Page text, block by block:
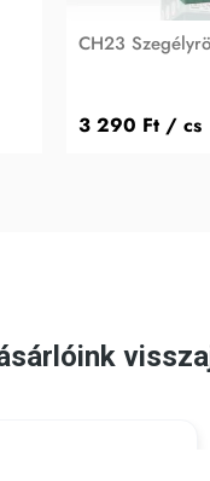
CH23
3 290 Ft / cs